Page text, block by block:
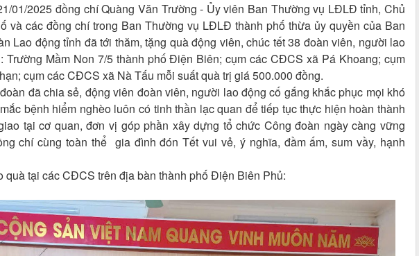
01/2025 đồng chí Quàng Văn Trường - Ủy viên Ban Thường vụ LĐLĐ tỉnh, Chủ
và các đồng chí trong Ban Thường vụ LĐLĐ thành phố thừa ủy quyền của Ban
Lao động tỉnh đã tới thăm, tặng quà động viên, chúc tết 38 đoàn viên, người lao
Trường Mầm Non 7/5 thành phố Điện Biên; cụm các CĐCS xã Pá Khoang; cụm
cụm các CĐCS xã Nà Tấu mỗi suất quà trị giá 500.000 đồng.
đã chia sẻ, động viên đoàn viên, người lao động cố gắng khắc phục mọi khó
bệnh hiểm nghèo luôn có tinh thần lạc quan để tiếp tục thực hiện hoàn thành
tại cơ quan, đơn vị góp phần xây dựng tổ chức Công đoàn ngày càng vững
chí cùng toàn thể gia đình đón Tết vui vẻ, ý nghĩa, đầm ấm, sum vầy, hạnh
quà tại các CĐCS trên địa bàn thành phố Điện Biên Phủ: